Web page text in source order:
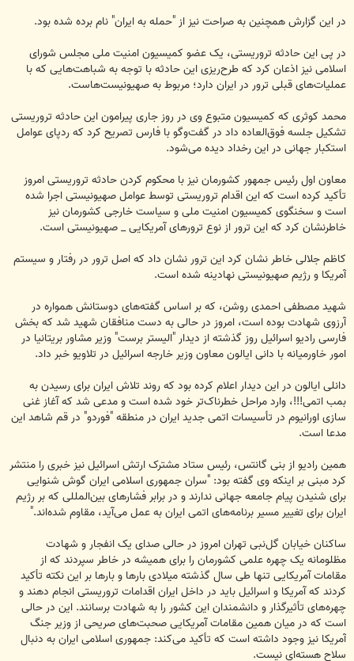
در این گزارش همچنین به صراحت نیز از "حمله به ایران" نام برده شده بود.
در پی این حادثه تروریستی، یک عضو کمیسیون امنیت ملی مجلس شورای
اسلامی نیز اذعان کرد که طرح‌ریزی این حادثه با توجه به شباهت‌هایی که با
عملیات‌های قبلی ترور در ایران دارد؛ مربوط به صهیونیست‌هاست.
محمد کوثری که کمیسیون متبوع وی در روز جاری پیرامون این حادثه تروریستی
تشکیل جلسه فوق‌العاده داد در گفت‌وگو با فارس تصریح کرد که ردپای عوامل
استکبار جهانی در این رخداد دیده می‌شود.
معاون اول رئیس جمهور کشورمان نیز با محکوم کردن حادثه تروریستی امروز
تأکید کرده است که این اقدام تروریستی توسط عوامل صهیونیستی اجرا شده
است و سخنگوی کمیسیون امنیت ملی و سیاست خارجی کشورمان نیز
خاطرنشان کرد که این ترور از نوع ترورهای آمریکایی _ صهیونیستی است.
کاظم جلالی خاطر نشان کرد این ترور نشان داد که اصل ترور در رفتار و سیستم
آمریکا و رژیم صهیونیستی نهادینه شده است.
شهید مصطفی احمدی روشن، که بر اساس گفته‌های دوستانش همواره در
آرزوی شهادت بوده است، امروز در حالی به دست منافقان شهید شد که بخش
فارسی رادیو اسرائیل روز گذشته از دیدار "الیستر برست" وزیر مشاور بریتانیا در
امور خاورمیانه با دانی ایالون معاون وزیر خارجه اسرائیل در تلاویو خبر داد.
دانلی ایالون در این دیدار اعلام کرده بود که روند تلاش ایران برای رسیدن به
بمب اتمی!!!، وارد مراحل خطرناک‌تر خود شده است و مدعی شد که آغاز غنی
سازی اورانیوم در تأسیسات اتمی جدید ایران در منطقه "فوردو" در قم شاهد این
مدعا است.
همین رادیو از بنی گانتس، رئیس ستاد مشترک ارتش اسرائیل نیز خبری را منتشر
کرد مبنی بر اینکه وی گفته بود: ‌"سران جمهوری اسلامی ایران گوش شنوایی
برای شنیدن پیام جامعه جهانی ندارند و در برابر فشارهای بین‌المللی که بر رژیم
ایران برای تغییر مسیر برنامه‌های اتمی ایران به عمل می‌آید، مقاوم شده‌اند."
ساکنان خیابان گل‌نبی تهران امروز در حالی صدای یک انفجار و شهادت
مظلومانه یک چهره علمی کشورمان را برای همیشه در خاطر سپردند که از
مقامات آمریکایی تنها طی سال گذشته میلادی بارها و بارها بر این نکته تأکید
کردند که آمریکا و اسرائیل باید در داخل ایران اقدامات تروریستی انجام دهند و
چهره‌های تأثیرگذار و دانشمندان این کشور را به شهادت برسانند. این در حالی
است که در میان همین مقامات آمریکایی صحبت‌های صریحی از وزیر جنگ
آمریکا نیز وجود داشته است که تأکید می‌کند: جمهوری اسلامی ایران به دنبال
سلاح هسته‌ای نیست.